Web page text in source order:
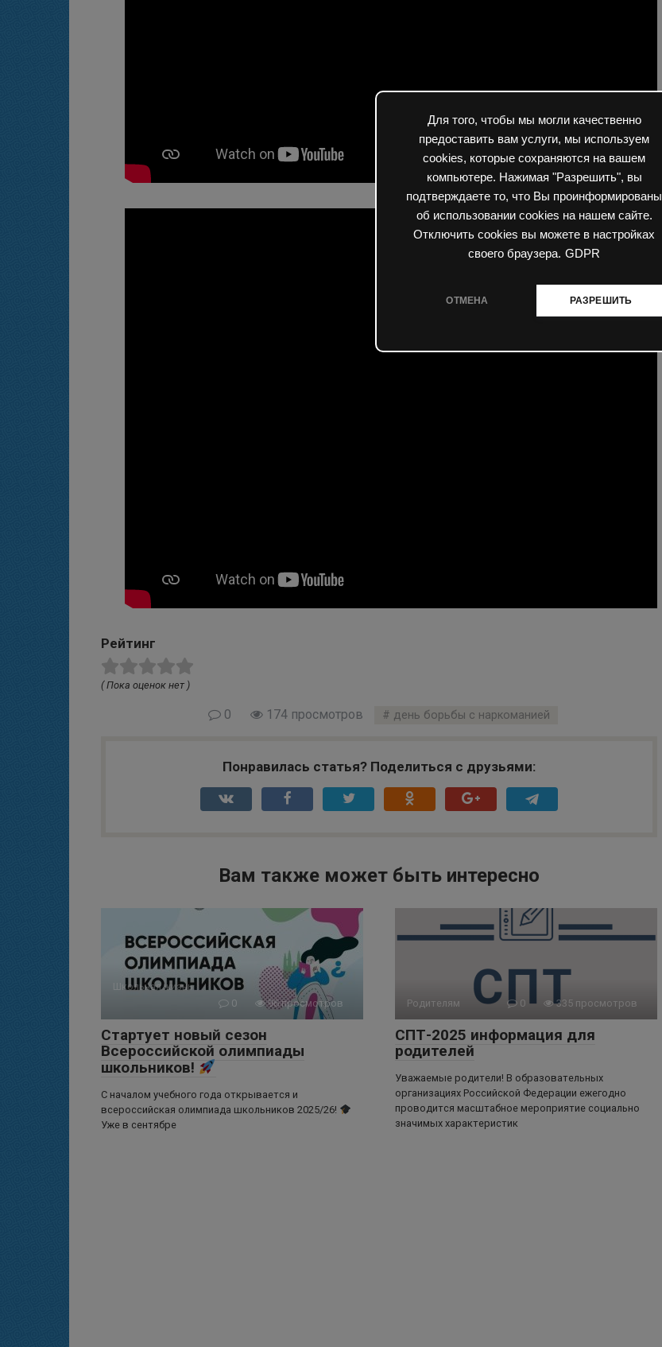
Для того, чтобы мы могли качественно
предоставить вам услуги, мы используем
cookies, которые сохраняются на вашем
компьютере. Нажимая "Разрешить", вы
подтверждаете то, что Вы проинформированы
об использовании cookies на нашем сайте.
Отключить cookies вы можете в настройках
своего браузера. GDPR
ОТМЕНА РАЗРЕШИТЬ
Рейтинг
( Пока оценок нет )
0 174 просмотров день борьбы с наркоманией
Понравилась статья? Поделиться с друзьями:
Вам также может быть интересно
Школьная жизнь
0
96 просмотров
Стартует новый сезон
Всероссийской олимпиады
школьников!
С началом учебного года открывается и
всероссийская олимпиада школьников 2025/26!
Уже в сентябре
Родителям 0 335 просмотров
СПТ-2025 информация для
родителей
Уважаемые родители! В образовательных
организациях Российской Федерации ежегодно
проводится масштабное мероприятие социально
значимых характеристик